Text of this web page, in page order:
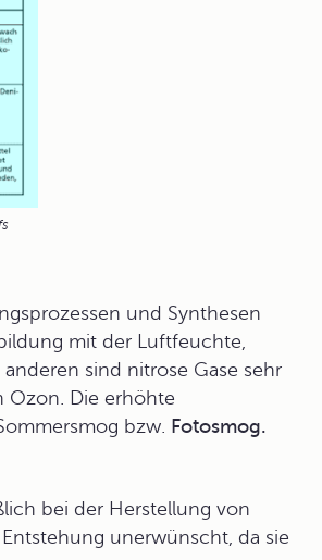
und Synthesen
mit der Luftfeuchte,
sind nitrose Gase sehr
Ozon. Die erhöhte
bzw. Fotosmog.
bei der Herstellung von
unerwünscht, da sie